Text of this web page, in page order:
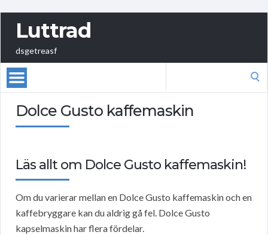
Luttrad
dsgetreasf
Dolce Gusto kaffemaskin
Läs allt om Dolce Gusto kaffemaskin!
Om du varierar mellan en Dolce Gusto kaffemaskin och en
kaffebryggare kan du aldrig gå fel. Dolce Gusto
kapselmaskin har flera fördelar.